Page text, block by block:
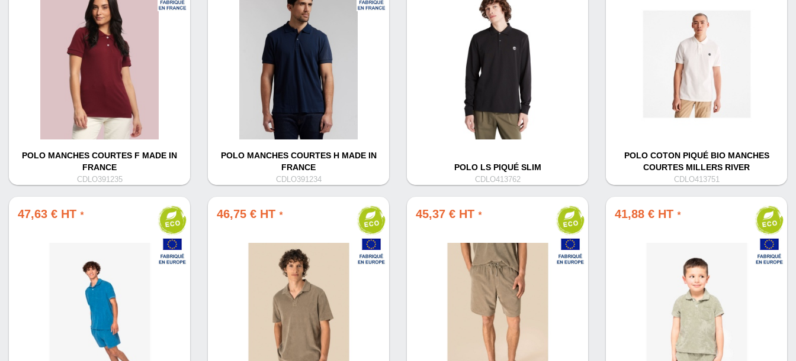
POLO MANCHES COURTES F MADE IN
FRANCE
CDLO391235
POLO MANCHES COURTES H MADE IN
FRANCE
CDLO391234
POLO LS PIQUÉ SLIM
CDLO413762
POLO COTON PIQUÉ BIO MANCHES
COURTES MILLERS RIVER
CDLO413751
47,63 € HT * 46,75 € HT * 45,37 € HT * 41,88 € HT *